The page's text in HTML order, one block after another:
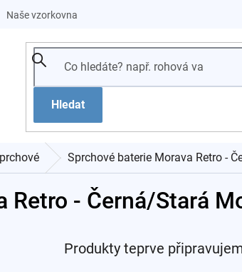
Naše vzorkovna
Hledat
Sprchové baterie Morava Retro -
Retro - Černá/Stará
Produkty teprve